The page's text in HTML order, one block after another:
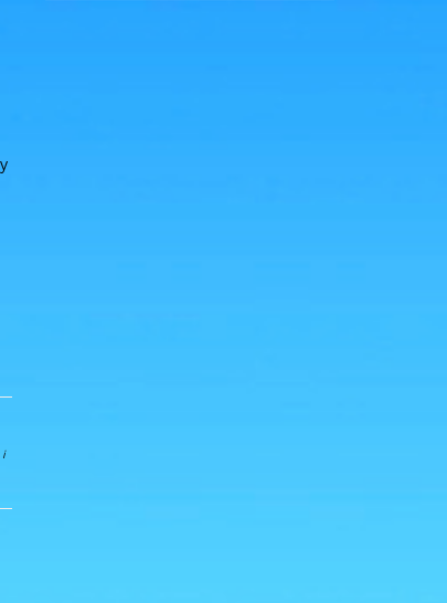
i